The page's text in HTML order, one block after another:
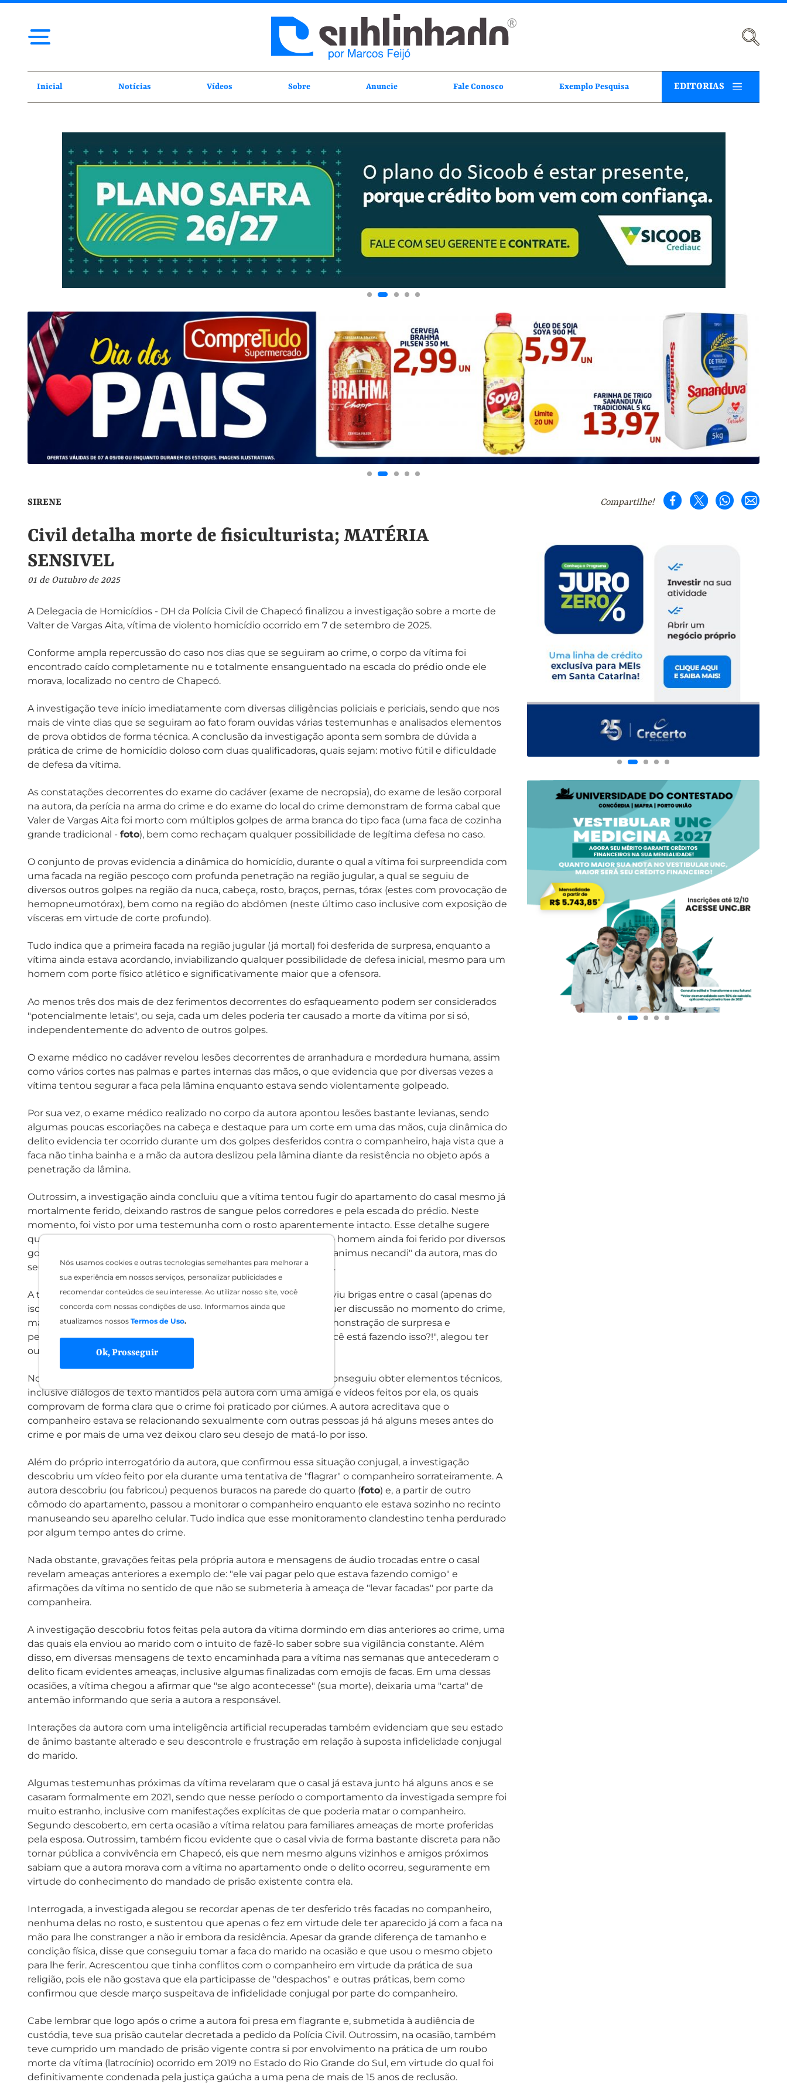
Nós usamos cookies e outras tecnologias semelhantes para melhorar a
sua experiência em nossos serviços, personalizar publicidades e
recomendar conteúdos de seu interesse. Ao utilizar nosso site, você
concorda com nossas condições de uso. Informamos ainda que
atualizamos nossosTermos de Uso.
Ok, Prosseguir
Inicial Notícias Vídeos Sobre Anuncie Fale Conosco Exemplo Pesquisa EDITORIAS
SIRENE Compartilhe!
Civil detalha morte de fisiculturista; MATÉRIA
SENSIVEL
01 de Outubro de 2025
A Delegacia de Homicídios - DH da Polícia Civil de Chapecó finalizou a investigação sobre a morte de
Valter de Vargas Aita, vítima de violento homicídio ocorrido em 7 de setembro de 2025.
Conforme ampla repercussão do caso nos dias que se seguiram ao crime, o corpo da vítima foi
encontrado caído completamente nu e totalmente ensanguentado na escada do prédio onde ele
morava, localizado no centro de Chapecó.
A investigação teve início imediatamente com diversas diligências policiais e periciais, sendo que nos
mais de vinte dias que se seguiram ao fato foram ouvidas várias testemunhas e analisados elementos
de prova obtidos de forma técnica. A conclusão da investigação aponta sem sombra de dúvida a
prática de crime de homicídio doloso com duas qualificadoras, quais sejam: motivo fútil e dificuldade
de defesa da vítima.
As constatações decorrentes do exame do cadáver (exame de necropsia), do exame de lesão corporal
na autora, da perícia na arma do crime e do exame do local do crime demonstram de forma cabal que
Valer de Vargas Aita foi morto com múltiplos golpes de arma branca do tipo faca (uma faca de cozinha
grande tradicional - foto), bem como rechaçam qualquer possibilidade de legítima defesa no caso.
O conjunto de provas evidencia a dinâmica do homicídio, durante o qual a vítima foi surpreendida com
uma facada na região pescoço com profunda penetração na região jugular, a qual se seguiu de
diversos outros golpes na região da nuca, cabeça, rosto, braços, pernas, tórax (estes com provocação de
hemopneumotórax), bem como na região do abdômen (neste último caso inclusive com exposição de
vísceras em virtude de corte profundo).
Tudo indica que a primeira facada na região jugular (já mortal) foi desferida de surpresa, enquanto a
vítima ainda estava acordando, inviabilizando qualquer possibilidade de defesa inicial, mesmo para um
homem com porte físico atlético e significativamente maior que a ofensora.
Ao menos três dos mais de dez ferimentos decorrentes do esfaqueamento podem ser considerados
"potencialmente letais", ou seja, cada um deles poderia ter causado a morte da vítima por si só,
independentemente do advento de outros golpes.
O exame médico no cadáver revelou lesões decorrentes de arranhadura e mordedura humana, assim
como vários cortes nas palmas e partes internas das mãos, o que evidencia que por diversas vezes a
vítima tentou segurar a faca pela lâmina enquanto estava sendo violentamente golpeado.
Por sua vez, o exame médico realizado no corpo da autora apontou lesões bastante levianas, sendo
algumas poucas escoriações na cabeça e destaque para um corte em uma das mãos, cuja dinâmica do
delito evidencia ter ocorrido durante um dos golpes desferidos contra o companheiro, haja vista que a
faca não tinha bainha e a mão da autora deslizou pela lâmina diante da resistência no objeto após a
penetração da lâmina.
Outrossim, a investigação ainda concluiu que a vítima tentou fugir do apartamento do casal mesmo já
mortalmente ferido, deixando rastros de sangue pelos corredores e pela escada do prédio. Neste
momento, foi visto por uma testemunha com o rosto aparentemente intacto. Esse detalhe sugere
que, após ter caído e desmaiado na escada onde foi encontrado, o homem ainda foi ferido por diversos
golpes perfurantes no rosto, num claro indicativo não apenas do "animus necandi" da autora, mas do
seu intuito de expiar a raiva que estava sentindo do companheiro.
A testemunha mais próxima do fato ainda afirmou que nunca ouviu brigas entre o casal (apenas do
isolamento acústico ruim do prédio), bem como não ouviu qualquer discussão no momento do crime,
mas apenas apelos da vítima por socorro e, já no corredor, sua demonstração de surpresa e
perplexidade diante do ataque da esposa: "meu Deus, por que você está fazendo isso?!", alegou ter
ouvido.
No tocante à motivação do homicídio, a equipe de investigação conseguiu obter elementos técnicos,
inclusive diálogos de texto mantidos pela autora com uma amiga e vídeos feitos por ela, os quais
comprovam de forma clara que o crime foi praticado por ciúmes. A autora acreditava que o
companheiro estava se relacionando sexualmente com outras pessoas já há alguns meses antes do
crime e por mais de uma vez deixou claro seu desejo de matá-lo por isso.
Além do próprio interrogatório da autora, que confirmou essa situação conjugal, a investigação
descobriu um vídeo feito por ela durante uma tentativa de "flagrar" o companheiro sorrateiramente. A
autora descobriu (ou fabricou) pequenos buracos na parede do quarto (foto) e, a partir de outro
cômodo do apartamento, passou a monitorar o companheiro enquanto ele estava sozinho no recinto
manuseando seu aparelho celular. Tudo indica que esse monitoramento clandestino tenha perdurado
por algum tempo antes do crime.
Nada obstante, gravações feitas pela própria autora e mensagens de áudio trocadas entre o casal
revelam ameaças anteriores a exemplo de: "ele vai pagar pelo que estava fazendo comigo" e
afirmações da vítima no sentido de que não se submeteria à ameaça de "levar facadas" por parte da
companheira.
A investigação descobriu fotos feitas pela autora da vítima dormindo em dias anteriores ao crime, uma
das quais ela enviou ao marido com o intuito de fazê-lo saber sobre sua vigilância constante. Além
disso, em diversas mensagens de texto encaminhada para a vítima nas semanas que antecederam o
delito ficam evidentes ameaças, inclusive algumas finalizadas com emojis de facas. Em uma dessas
ocasiões, a vítima chegou a afirmar que "se algo acontecesse" (sua morte), deixaria uma "carta" de
antemão informando que seria a autora a responsável.
Interações da autora com uma inteligência artificial recuperadas também evidenciam que seu estado
de ânimo bastante alterado e seu descontrole e frustração em relação à suposta infidelidade conjugal
do marido.
Algumas testemunhas próximas da vítima revelaram que o casal já estava junto há alguns anos e se
casaram formalmente em 2021, sendo que nesse período o comportamento da investigada sempre foi
muito estranho, inclusive com manifestações explícitas de que poderia matar o companheiro.
Segundo descoberto, em certa ocasião a vítima relatou para familiares ameaças de morte proferidas
pela esposa. Outrossim, também ficou evidente que o casal vivia de forma bastante discreta para não
tornar pública a convivência em Chapecó, eis que nem mesmo alguns vizinhos e amigos próximos
sabiam que a autora morava com a vítima no apartamento onde o delito ocorreu, seguramente em
virtude do conhecimento do mandado de prisão existente contra ela.
Interrogada, a investigada alegou se recordar apenas de ter desferido três facadas no companheiro,
nenhuma delas no rosto, e sustentou que apenas o fez em virtude dele ter aparecido já com a faca na
mão para lhe constranger a não ir embora da residência. Apesar da grande diferença de tamanho e
condição física, disse que conseguiu tomar a faca do marido na ocasião e que usou o mesmo objeto
para lhe ferir. Acrescentou que tinha conflitos com o companheiro em virtude da prática de sua
religião, pois ele não gostava que ela participasse de "despachos" e outras práticas, bem como
confirmou que desde março suspeitava de infidelidade conjugal por parte do companheiro.
Cabe lembrar que logo após o crime a autora foi presa em flagrante e, submetida à audiência de
custódia, teve sua prisão cautelar decretada a pedido da Polícia Civil. Outrossim, na ocasião, também
teve cumprido um mandado de prisão vigente contra si por envolvimento na prática de um roubo
morte da vítima (latrocínio) ocorrido em 2019 no Estado do Rio Grande do Sul, em virtude do qual foi
definitivamente condenada pela justiça gaúcha a uma pena de mais de 15 anos de reclusão.